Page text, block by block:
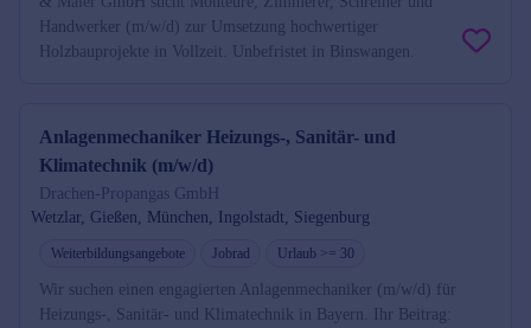
Handwerker (m/w/d) zur Umsetzung hochwertiger
Holzbauprojekte in Vollzeit. Unbefristet in Binswangen.
Anlagenmechaniker Heizungs-, Sanitär- und
Klimatechnik (m/w/d)
Drachen-Propangas GmbH
Wetzlar, Gießen, München, Ingolstadt, Siegenburg
Weiterbildungsangebote Jobrad Urlaub >= 30
Wir suchen einen engagierten Anlagenmechaniker (m/w/d) für
Heizungs-, Sanitär- und Klimatechnik in Bayern. Ihr Beitrag: